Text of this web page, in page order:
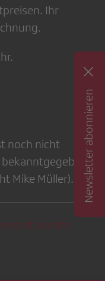
Ihr
noch nicht
Mike Müller).
ist bereits
Newsletter abonnieren